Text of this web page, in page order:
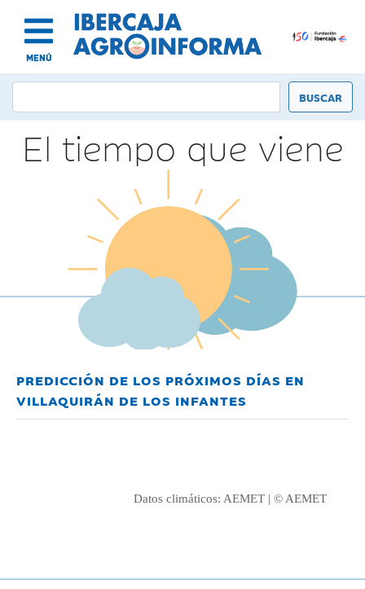
MENÚ
El tiempo que viene
PREDICCIÓN DE LOS PRÓXIMOS DÍAS EN
VILLAQUIRÁN DE LOS INFANTES
Datos climáticos: AEMET | © AEMET